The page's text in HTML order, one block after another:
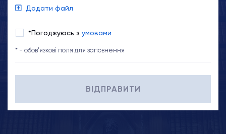
Додати файл
*Погоджуюсь з умовами
* - обов'язкові поля для заповнення
ВІДПРАВИТИ